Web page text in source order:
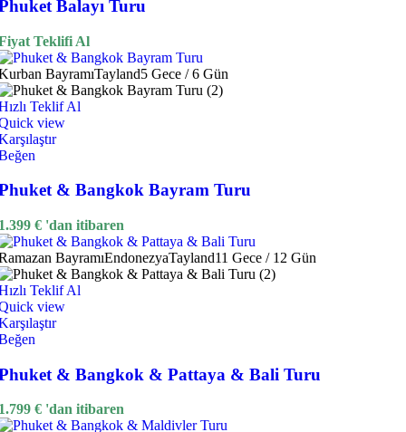
Balayı Turu
Teklifi Al
BayramıTayland5 Gece / 6 Gün
Teklif Al
view
& Bangkok Bayram Turu
€ 'dan itibaren
BayramıEndonezyaTayland11 Gece / 12 Gün
Teklif Al
view
& Bangkok & Pattaya & Bali Turu
€ 'dan itibaren